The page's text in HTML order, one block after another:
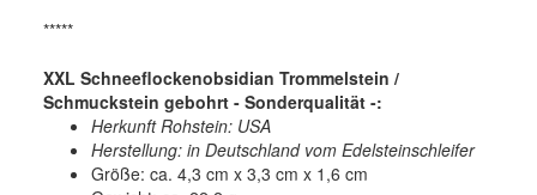
*****
XXL Schneeflockenobsidian Trommelstein /
Schmuckstein gebohrt - Sonderqualität -:
Herkunft Rohstein: USA
Herstellung: in Deutschland vom Edelsteinschleifer
Größe: ca. 4,3 cm x 3,3 cm x 1,6 cm